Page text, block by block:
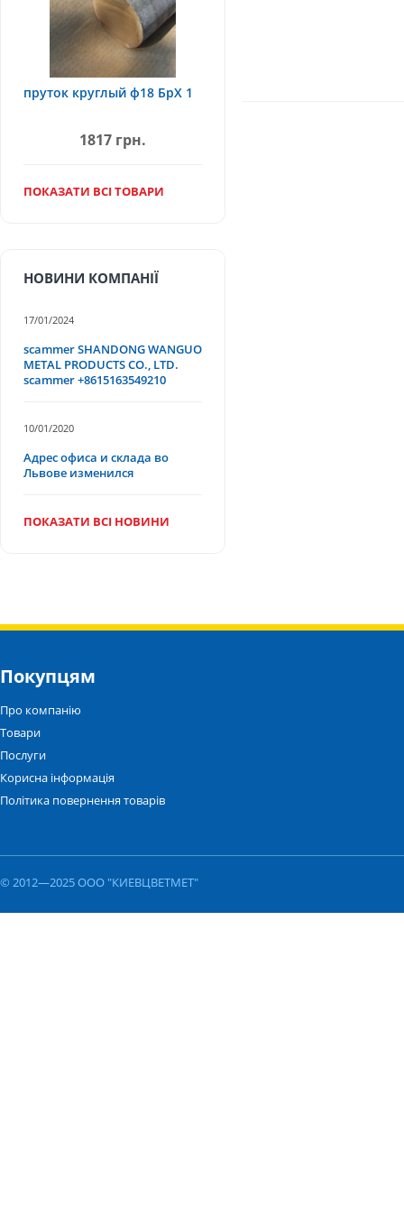
пруток круглый ф18 БрХ 1
1817 грн.
ПОКАЗАТИ ВСІ ТОВАРИ
НОВИНИ КОМПАНІЇ
17/01/2024
scammer SHANDONG WANGUO
METAL PRODUCTS CO., LTD.
scammer +8615163549210
10/01/2020
Адрес офиса и склада во
Львове изменился
ПОКАЗАТИ ВСІ НОВИНИ
Покупцям
Про компанію
Товари
Послуги
Корисна інформація
Політика повернення товарів
© 2012—2025 ООО "КИЕВЦВЕТМЕТ"